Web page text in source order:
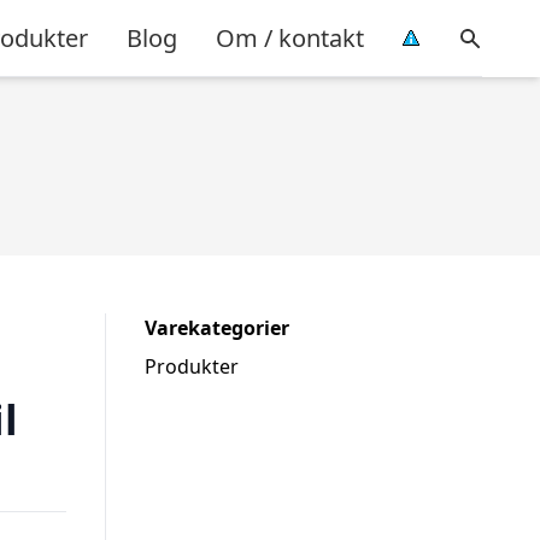
Blog Om / kontakt
Varekategorier
Produkter